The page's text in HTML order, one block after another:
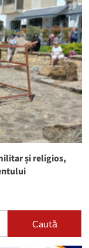
și religios,